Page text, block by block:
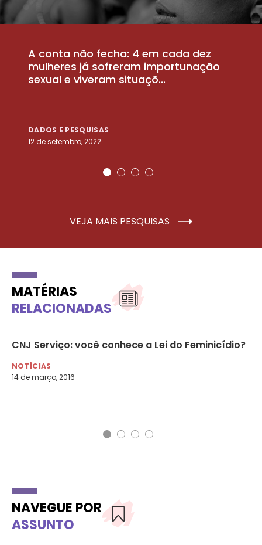
A conta não fecha: 4 em cada dez
mulheres já sofreram importunação
sexual e viveram situaçõ...
DADOS E PESQUISAS
12 de setembro, 2022
VEJA MAIS PESQUISAS
MATÉRIAS
RELACIONADAS
CNJ Serviço: você conhece a Lei do Feminicídio?
NOTÍCIAS
14 de março, 2016
NAVEGUE POR
ASSUNTO